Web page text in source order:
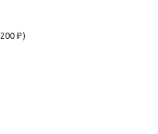
200 ₽ )